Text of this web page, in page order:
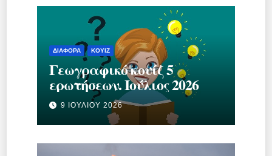
ΔΙΆΦΟΡΑ ΚΟΥΊΖ
Γεωγραφικό κουίζ 5
ερωτήσεων. Ιούλιος 2026
9 ΙΟΥΛΊΟΥ 2026